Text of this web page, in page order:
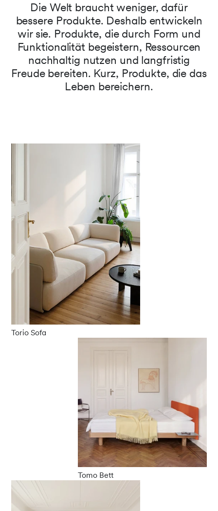
Die Welt braucht weniger, dafür
bessere Produkte. Deshalb entwickeln
wir sie. Produkte, die durch Form und
Funktionalität begeistern, Ressourcen
nachhaltig nutzen und langfristig
Freude bereiten. Kurz, Produkte, die das
Leben bereichern.
Torio Sofa
Tomo Bett